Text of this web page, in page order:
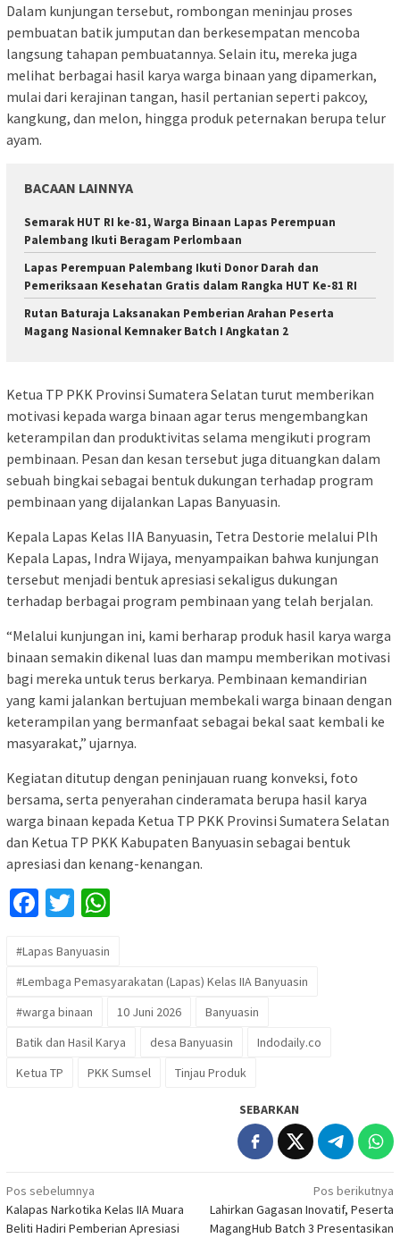
Dalam kunjungan tersebut, rombongan meninjau proses
pembuatan batik jumputan dan berkesempatan mencoba
langsung tahapan pembuatannya. Selain itu, mereka juga
melihat berbagai hasil karya warga binaan yang dipamerkan,
mulai dari kerajinan tangan, hasil pertanian seperti pakcoy,
kangkung, dan melon, hingga produk peternakan berupa telur
ayam.
BACAAN LAINNYA
Semarak HUT RI ke-81, Warga Binaan Lapas Perempuan
Palembang Ikuti Beragam Perlombaan
Lapas Perempuan Palembang Ikuti Donor Darah dan
Pemeriksaan Kesehatan Gratis dalam Rangka HUT Ke-81 RI
Rutan Baturaja Laksanakan Pemberian Arahan Peserta
Magang Nasional Kemnaker Batch I Angkatan 2
Ketua TP PKK Provinsi Sumatera Selatan turut memberikan
motivasi kepada warga binaan agar terus mengembangkan
keterampilan dan produktivitas selama mengikuti program
pembinaan. Pesan dan kesan tersebut juga dituangkan dalam
sebuah bingkai sebagai bentuk dukungan terhadap program
pembinaan yang dijalankan Lapas Banyuasin.
Kepala Lapas Kelas IIA Banyuasin, Tetra Destorie melalui Plh
Kepala Lapas, Indra Wijaya, menyampaikan bahwa kunjungan
tersebut menjadi bentuk apresiasi sekaligus dukungan
terhadap berbagai program pembinaan yang telah berjalan.
“Melalui kunjungan ini, kami berharap produk hasil karya warga
binaan semakin dikenal luas dan mampu memberikan motivasi
bagi mereka untuk terus berkarya. Pembinaan kemandirian
yang kami jalankan bertujuan membekali warga binaan dengan
keterampilan yang bermanfaat sebagai bekal saat kembali ke
masyarakat,” ujarnya.
Kegiatan ditutup dengan peninjauan ruang konveksi, foto
bersama, serta penyerahan cinderamata berupa hasil karya
warga binaan kepada Ketua TP PKK Provinsi Sumatera Selatan
dan Ketua TP PKK Kabupaten Banyuasin sebagai bentuk
apresiasi dan kenang-kenangan.
Facebook
Twitter
#Lapas Banyuasin
#Lembaga Pemasyarakatan (Lapas) Kelas IIA Banyuasin
#warga binaan
10 Juni 2026
Banyuasin
Batik dan Hasil Karya
desa Banyuasin
Indodaily.co
Ketua TP
PKK Sumsel Tinjau Produk
SEBARKAN
Navigasi
pos
Pos sebelumnya
Kalapas Narkotika Kelas IIA Muara
Beliti Hadiri Pemberian Apresiasi
Pos berikutnya
Lahirkan Gagasan Inovatif, Peserta
MagangHub Batch 3 Presentasikan